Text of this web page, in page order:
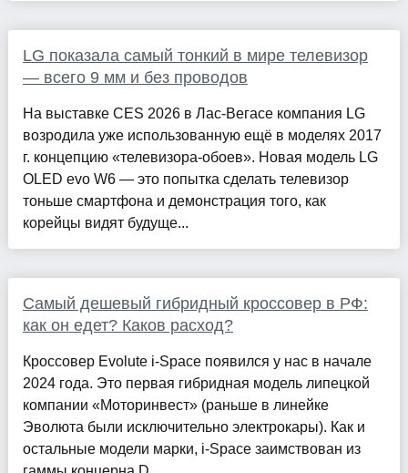
LG показала самый тонкий в мире телевизор
— всего 9 мм и без проводов
На выставке CES 2026 в Лас-Вегасе компания LG
возродила уже использованную ещё в моделях 2017
г. концепцию «телевизора-обоев». Новая модель LG
OLED evo W6 — это попытка сделать телевизор
тоньше смартфона и демонстрация того, как
корейцы видят будуще...
Самый дешевый гибридный кроссовер в РФ:
как он едет? Каков расход?
Кроссовер Evolute i‑Space появился у нас в начале
2024 года. Это первая гибридная модель липецкой
компании «Моторинвест» (раньше в линейке
Эволюта были исключительно электрокары). Как и
остальные модели марки, i‑Space заимствован из